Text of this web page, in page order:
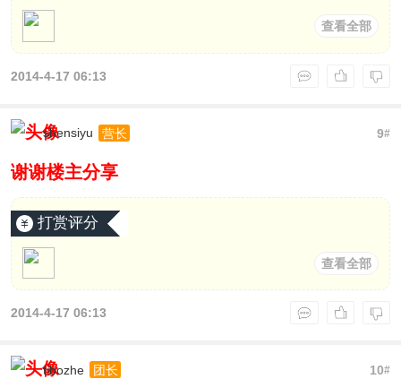
查看全部
2014-4-17 06:13
9#
shensiyu 营长
谢谢楼主分享
打赏评分
查看全部
2014-4-17 06:13
10#
tibozhe 团长